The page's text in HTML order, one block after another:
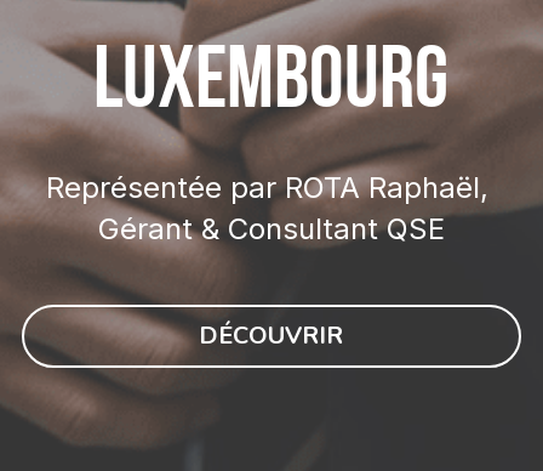
LUXEMBOURG
Représentée par ROTA Raphaël,
Gérant & Consultant QSE
DÉCOUVRIR